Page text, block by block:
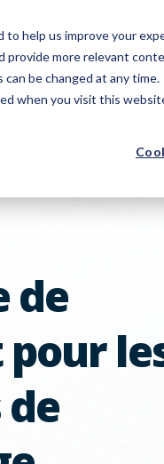
help us improve your
provide more relevant
be changed at any time.
when you visit this
Assistance client
de